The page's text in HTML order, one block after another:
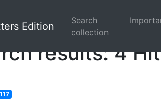
Edition
Search
collection
results: 4